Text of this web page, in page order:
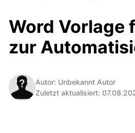
Word Vorlage
zur
Autor: Unbekannt Autor
Zuletzt aktualisiert: